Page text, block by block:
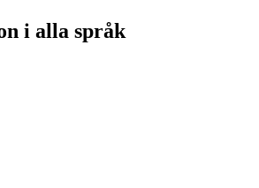
i alla språk